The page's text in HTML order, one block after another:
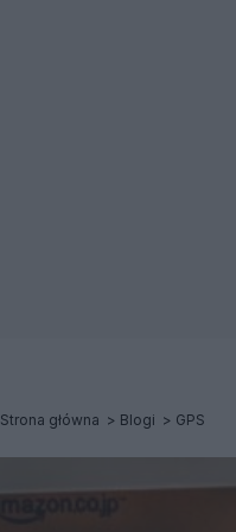
Strona główna Blogi GPS